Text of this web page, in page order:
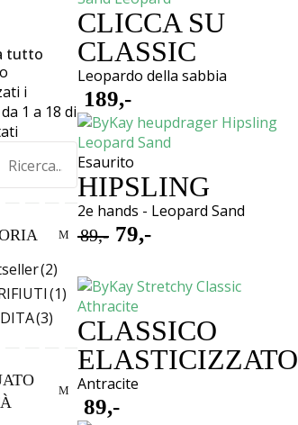
tutto
i
1 a 18 di
(2)
(1)
(3)
CLICCA SU
CLASSIC
Leopardo della sabbia
189,-
Esaurito
HIPSLING
2e hands - Leopard Sand
89,-
Oorspronkelijke
prijs
was:
€ 89,-.
79,-
Huidige
prijs
is:
€ 79,-.
CLASSICO
ELASTICIZZATO
Antracite
89,-